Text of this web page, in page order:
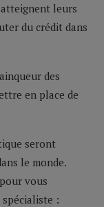
atteignent leurs
du crédit dans
des
en place de
seront
le monde.
vous
: